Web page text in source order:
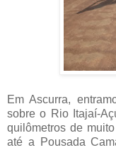
Em Ascurra,
sobre o Rio Itajaí-
quilômetros de
até a Pousada